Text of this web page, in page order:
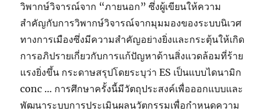
วิพากษ์วิจารณ์จาก “ภายนอก” ซึ่งผู้เขียนให้ความ
สำคัญกับการวิพากษ์วิจารณ์จากมุมมองของระบบนิเวศ
ทางการเมืองซึ่งมีความสำคัญอย่างยิ่งและกระตุ้นให้เกิด
การอภิปรายเกี่ยวกับการแก้ปัญหาด้านสิ่งแวดล้อมที่ร้าย
แรงยิ่งขึ้น กระดาษสรุปโดยระบุว่า ES เป็นแบบไดนามิก
conc … การศึกษาครั้งนี้มีวัตถุประสงค์เพื่อออกแบบและ
พัฒนาระบบการประเมินผลนวัตกรรมเพื่อกำหนดความ